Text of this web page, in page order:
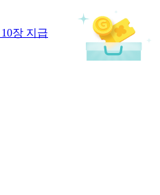
장 지급